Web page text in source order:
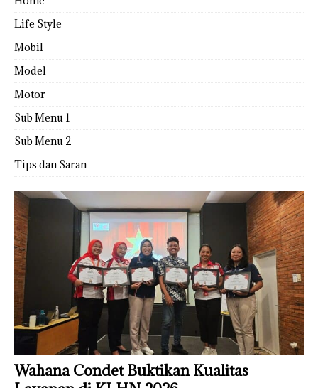
Life Style
Mobil
Model
Motor
Sub Menu 1
Sub Menu 2
Tips dan Saran
Wahana Condet Buktikan Kualitas